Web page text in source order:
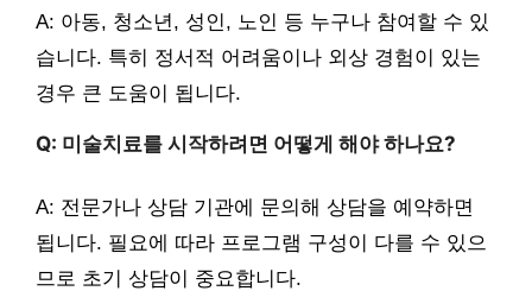
A: 아동, 청소년, 성인, 노인 등 누구나 참여할 수 있
습니다. 특히 정서적 어려움이나 외상 경험이 있는
경우 큰 도움이 됩니다.
Q: 미술치료를 시작하려면 어떻게 해야 하나요?
A: 전문가나 상담 기관에 문의해 상담을 예약하면
됩니다. 필요에 따라 프로그램 구성이 다를 수 있으
므로 초기 상담이 중요합니다.